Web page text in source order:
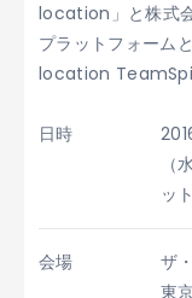
location」と株式
プラットフォーム
location
日時
（
ッ
会場
ザ
東